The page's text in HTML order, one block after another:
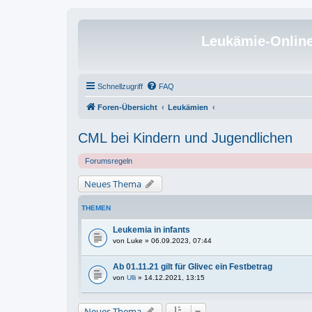
Leukämie-
Schnellzugriff FAQ
Foren-Übersicht Leukämien
CML bei Kindern und Jugendlichen
Forumsregeln
Neues Thema
THEMEN
Leukemia in infants
von Luke » 06.09.2023, 07:44
Ab 01.11.21 gilt für Glivec ein Festbetrag
von Ulli » 14.12.2021, 13:15